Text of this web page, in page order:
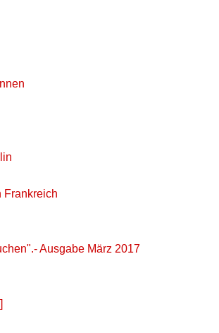
Frankreich
Ausgabe März 2017